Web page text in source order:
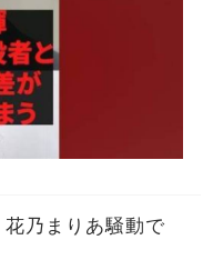
花乃まりあ騒動で